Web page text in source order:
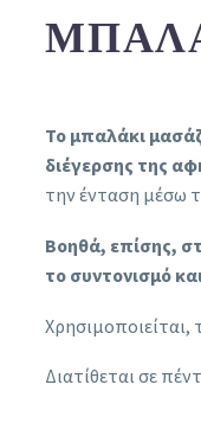
Το μπαλάκι
διέγερσης της
την ένταση μέσω
Βοηθά, επίσης,
το συντονισμό
Χρησιμοποιείται,
Διατίθεται σε